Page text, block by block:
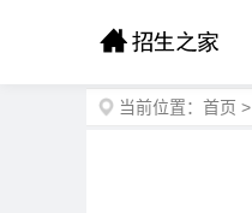
当前位置： 首页 >